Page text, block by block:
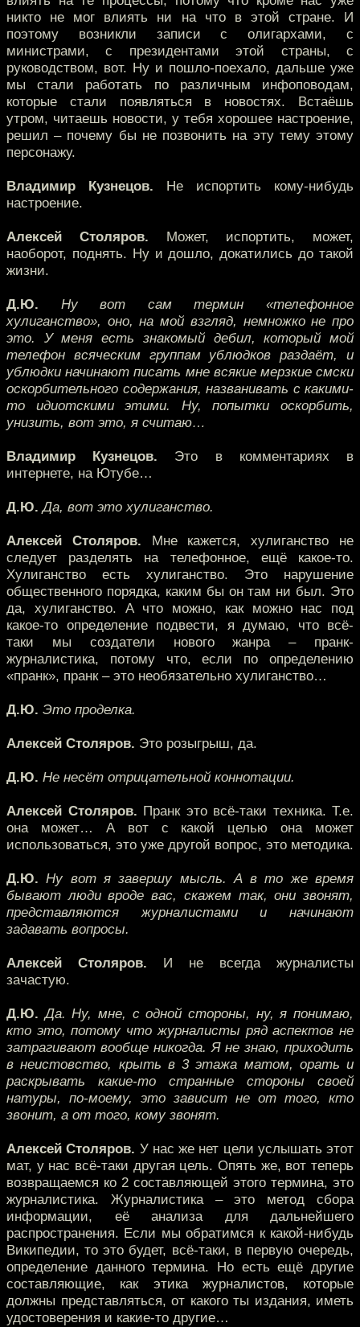
никто не мог влиять ни на что в этой стране. И
поэтому возникли записи с олигархами, с
министрами, с президентами этой страны, с
руководством, вот. Ну и пошло-поехало, дальше уже
мы стали работать по различным инфоповодам,
которые стали появляться в новостях. Встаёшь
утром, читаешь новости, у тебя хорошее настроение,
решил – почему бы не позвонить на эту тему этому
персонажу.
Владимир Кузнецов. Не испортить кому-нибудь
настроение.
Алексей Столяров. Может, испортить, может,
наоборот, поднять. Ну и дошло, докатились до такой
жизни.
Д.Ю. Ну вот сам термин «телефонное
хулиганство», оно, на мой взгляд, немножко не про
это. У меня есть знакомый дебил, который мой
телефон всяческим группам ублюдков раздаёт, и
ублюдки начинают писать мне всякие мерзкие смски
оскорбительного содержания, названивать с какими-
то идиотскими этими. Ну, попытки оскорбить,
унизить, вот это, я считаю…
Владимир Кузнецов. Это в комментариях в
интернете, на Ютубе…
Д.Ю. Да, вот это хулиганство.
Алексей Столяров. Мне кажется, хулиганство не
следует разделять на телефонное, ещё какое-то.
Хулиганство есть хулиганство. Это нарушение
общественного порядка, каким бы он там ни был. Это
да, хулиганство. А что можно, как можно нас под
какое-то определение подвести, я думаю, что всё-
таки мы создатели нового жанра – пранк-
журналистика, потому что, если по определению
«пранк», пранк – это необязательно хулиганство…
Д.Ю. Это проделка.
Алексей Столяров. Это розыгрыш, да.
Д.Ю. Не несёт отрицательной коннотации.
Алексей Столяров. Пранк это всё-таки техника. Т.е.
она может… А вот с какой целью она может
использоваться, это уже другой вопрос, это методика.
Д.Ю. Ну вот я завершу мысль. А в то же время
бывают люди вроде вас, скажем так, они звонят,
представляются журналистами и начинают
задавать вопросы.
Алексей Столяров. И не всегда журналисты
зачастую.
Д.Ю. Да. Ну, мне, с одной стороны, ну, я понимаю,
кто это, потому что журналисты ряд аспектов не
затрагивают вообще никогда. Я не знаю, приходить
в неистовство, крыть в 3 этажа матом, орать и
раскрывать какие-то странные стороны своей
натуры, по-моему, это зависит не от того, кто
звонит, а от того, кому звонят.
Алексей Столяров. У нас же нет цели услышать этот
мат, у нас всё-таки другая цель. Опять же, вот теперь
возвращаемся ко 2 составляющей этого термина, это
журналистика. Журналистика – это метод сбора
информации, её анализа для дальнейшего
распространения. Если мы обратимся к какой-нибудь
Википедии, то это будет, всё-таки, в первую очередь,
определение данного термина. Но есть ещё другие
составляющие, как этика журналистов, которые
должны представляться, от какого ты издания, иметь
удостоверения и какие-то другие…